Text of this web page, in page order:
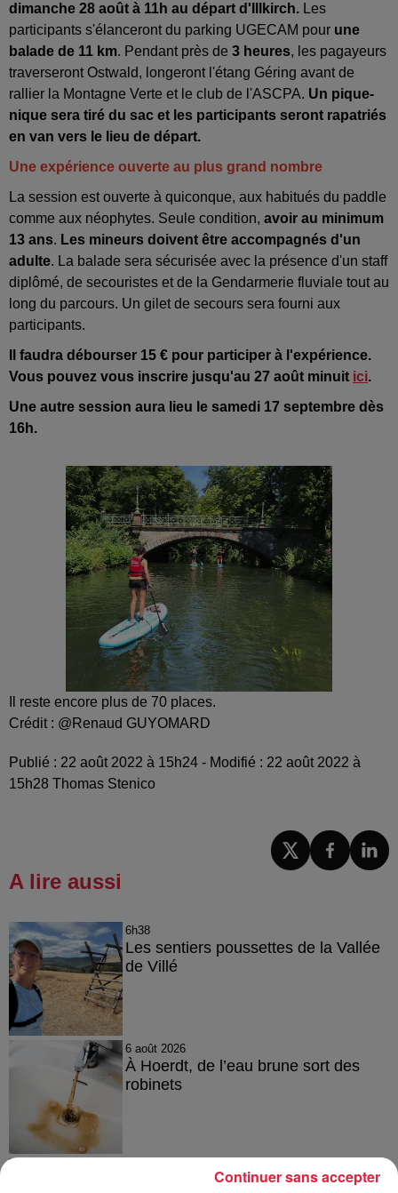
dimanche 28 août à 11h au départ d'Illkirch. Les
participants s'élanceront du parking UGECAM pour une
balade de 11 km. Pendant près de 3 heures, les pagayeurs
traverseront Ostwald, longeront l'étang Géring avant de
rallier la Montagne Verte et le club de l'ASCPA. Un pique-
nique sera tiré du sac et les participants seront rapatriés
en van vers le lieu de départ.
Une expérience ouverte au plus grand nombre
La session est ouverte à quiconque, aux habitués du paddle
comme aux néophytes. Seule condition, avoir au minimum
13 ans. Les mineurs doivent être accompagnés d'un
adulte. La balade sera sécurisée avec la présence d'un staff
diplômé, de secouristes et de la Gendarmerie fluviale tout au
long du parcours. Un gilet de secours sera fourni aux
participants.
Il faudra débourser 15 € pour participer à l'expérience.
Vous pouvez vous inscrire jusqu'au 27 août minuit ici.
Une autre session aura lieu le samedi 17 septembre dès
16h.
Il reste encore plus de 70 places.
Crédit : @Renaud GUYOMARD
Publié : 22 août 2022 à 15h24 - Modifié : 22 août 2022 à
15h28 Thomas Stenico
A lire aussi
6h38
Les sentiers poussettes de la Vallée
de Villé
6 août 2026
À Hoerdt, de l’eau brune sort des
robinets
Tags antisémites à Strasbourg :
Continuer sans accepter